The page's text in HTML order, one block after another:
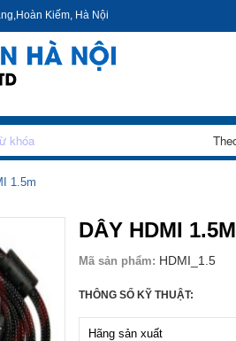
Kiếm, Hà Nội
1.5m
DÂY HDMI 1.5M
Mã sản phẩm: HDMI_1.5
THÔNG SỐ KỸ THUẬT:
Hãng sản xuất